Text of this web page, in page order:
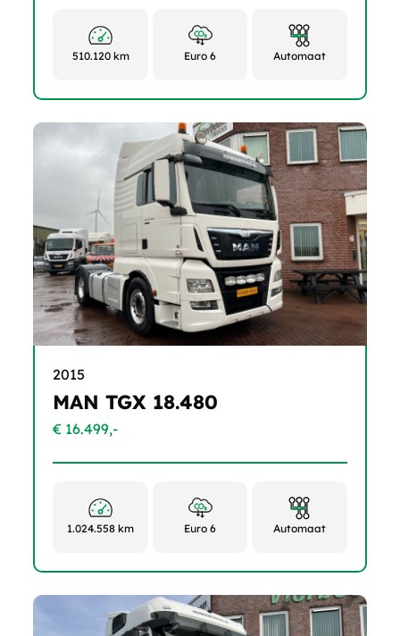
510.120 km Euro 6 Automaat
2015
MAN TGX 18.480
€ 16.499,-
1.024.558 km Euro 6 Automaat